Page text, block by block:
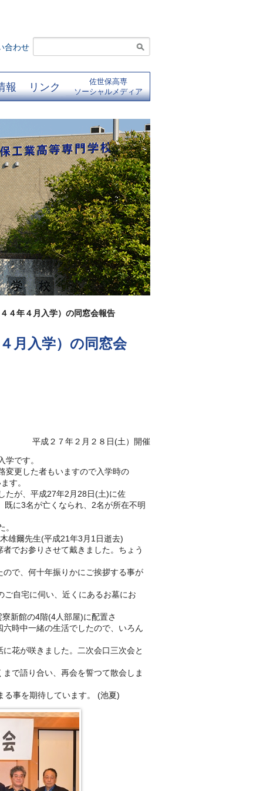
合わせ
報 リンク
佐世保高専
ソーシャルメディア
４年４月入学）の同窓会報告
月入学）の同窓会
平成２７年２月２８日(土）開催
です。
変更した者もいますので入学時の
す。
たが、平成27年2月28日(土)に佐
に3名が亡くなられ、2名が所在不明
。
雄爾先生(平成21年3月1日逝去)
でお参りさせて戴きました。ちょう
で、何十年振りかにご挨拶する事が
自宅に伺い、近くにあるお墓にお
新館の4階(4人部屋)に配置さ
時中一緒の生活でしたので、いろん
花が咲きました。二次会口三次会と
で語り合い、再会を誓つて散会しま
る事を期待しています。 (池夏)